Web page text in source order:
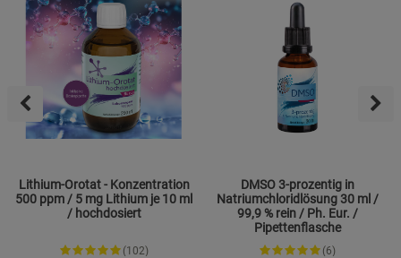
Lithium-Orotat - Konzentration
500 ppm / 5 mg Lithium je 10 ml
/ hochdosiert
(102)
DMSO 3-prozentig in
Natriumchloridlösung 30 ml /
99,9 % rein / Ph. Eur. /
Pipettenflasche
(6)